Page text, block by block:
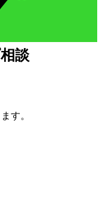
談
す。